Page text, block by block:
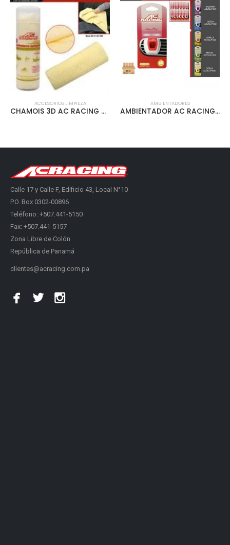
ACCESORIOS LIMPIEZA
CHAMOIS 3D AC RACING GRANDE TUBO PLASTICO CLEAR – ACLEN-3D02
AMBIENTADORES
AMBIENTADOR AC RACING VENT CLIP 12PCS/INNER FRESA – ACVCLIP-006
Calle 17 y Calle F, Edificio 43, Local N°10
P.O. Box 0302-00896
Teléfono: +507.441-5150
Fax: +507.441-5157
Zona Libre de Colón
República de Panamá
clientes@acracing.com.pa